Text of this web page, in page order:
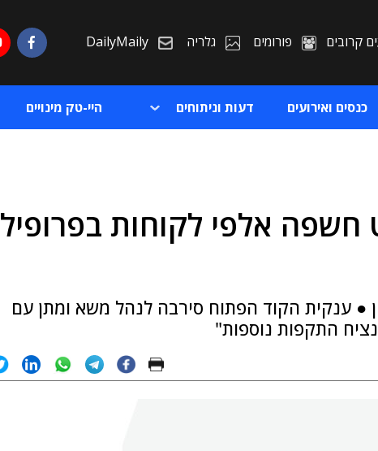
קרובים פורומים גלריה DailyMaily
כנסים ואירועים דעות וניתוחים היי-טק מינויים
אלפי לקוחות בפרופיל
● ענקית הקוד הפתוח סירבה לנהל משא ומתן עם
התקפות נוספות"